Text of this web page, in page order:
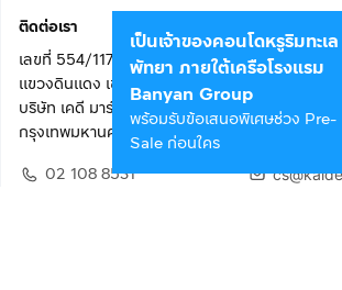
ติดต่อเรา
เลขที่ 554/117 อาคารสกายไนน์ เซ็นเตอร์ ชั้น 22
แขวงดินแดง เขตดินแดง
บริษัท เคดี มาร์เก็ตเพลส จำกัด (สำนักงานใหญ่)
กรุงเทพมหานคร 10400
02 108 8531
เป็นเจ้าของคอนโดหรูริมทะเล
พัทยา ภายใต้เครือโรงแรม
Banyan Group
พร้อมรับข้อเสนอพิเศษช่วง Pre-
Sale ก่อนใคร